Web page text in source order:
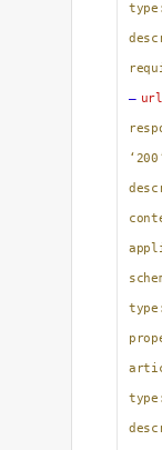
type:
– url
type:
type: